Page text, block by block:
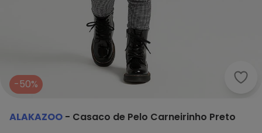
-50%
ALAKAZOO - Casaco de Pelo Carneirinho Preto